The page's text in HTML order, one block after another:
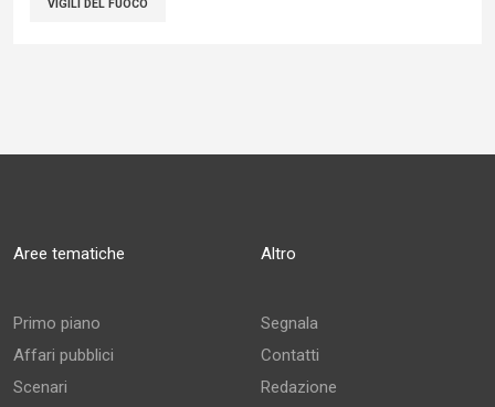
VIGILI DEL FUOCO
Aree tematiche
Primo piano
Affari pubblici
Scenari
Altro
Segnala
Contatti
Redazione